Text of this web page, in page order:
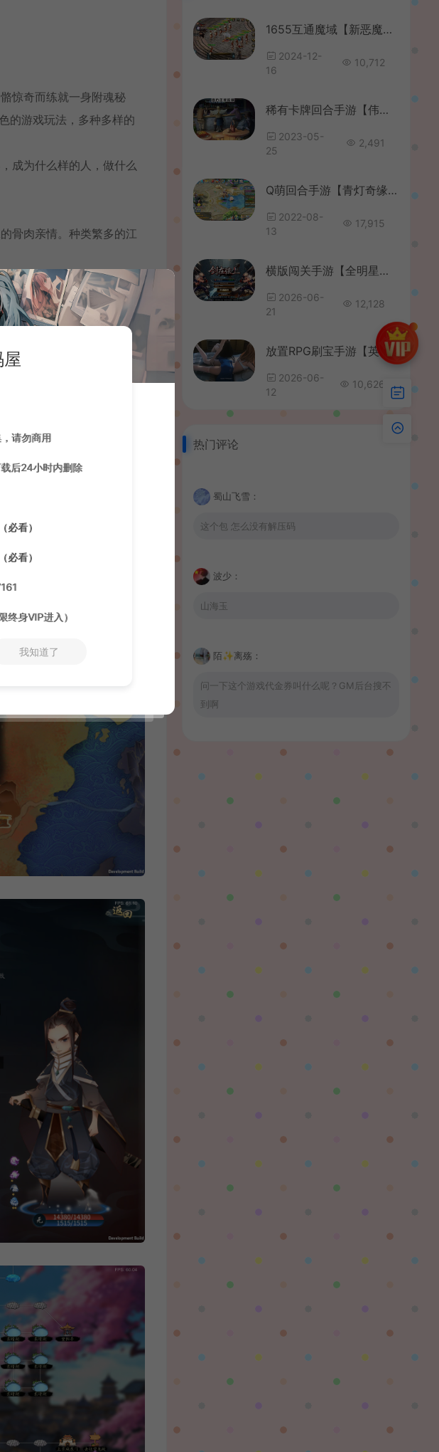
惊奇而练就一身附魂秘
的游戏玩法，多种多样的
成为什么样的人，做什么
骨肉亲情。种类繁多的江
更高深的武学并配合多种
场，创造不同的武学套
刷怪，也能让你成为傲立
了隐藏首领的特殊玩法。
化的日夜天气，随机出现
1655互通魔域【新恶魔城第二季】最新整理Win系半手工服务端+本地验证+本地注册+全套工具+详细搭建教程
2024-12-
16
10,712
稀有卡牌回合手游【伟大航路之新世界内购版】最新整理Linux手工服务端+多区跨服+CDK授权后台+全物品+安卓+详细搭建教程
2023-05-
25
2,491
Q萌回合手游【青灯奇缘】最新整理Linux本地注册商业手工服务端+最新宠物宝宝+修复跨服+安卓+GM授权后台+详细搭建教程
2022-08-
13
17,915
横版闯关手游【全明星之抗日剑在弦上阿拉德】最新整理单机一键即玩镜像端+Linux手工服务端+配套表+全功能管理后台+GM授权后台+安卓苹果双端+详细搭建教程
2026-06-
21
12,128
放置RPG刷宝手游【英雄有閃S1蚀梦之境三职业代金券内购修复版】最新整理Linux手工服务端+本地注册+运维后台+管理后台+代理后台+CDK授权后台+安卓苹果双端+详细搭建教程
2026-06-
12
10,626
热门评论
蜀山飞雪：
这个包 怎么没有解压码
波少：
山海玉
陌✨离殇：
问一下这个游戏代金券叫什么呢？GM后台搜不
到啊
66666666666666
请勿商用
后24小时内删除
必看）
必看）
身VIP进入）
我知道了